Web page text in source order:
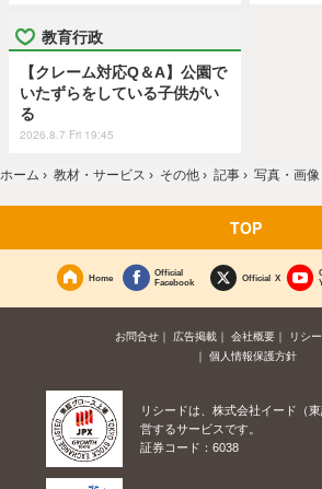
教育行政
【クレーム対応Q＆A】公園で
いたずらをしている子供がい
る
2026.8.7 Fri 19:45
ホーム › 教材・サービス › その他 › 記事 › 写真・画像
TOP
Home
Official
Facebook
Official X
お問合せ 広告掲載 会社概要
リシ
個人情報保護方針
リシードは、株式会社イード（
営するサービスです。
証券コード：6038